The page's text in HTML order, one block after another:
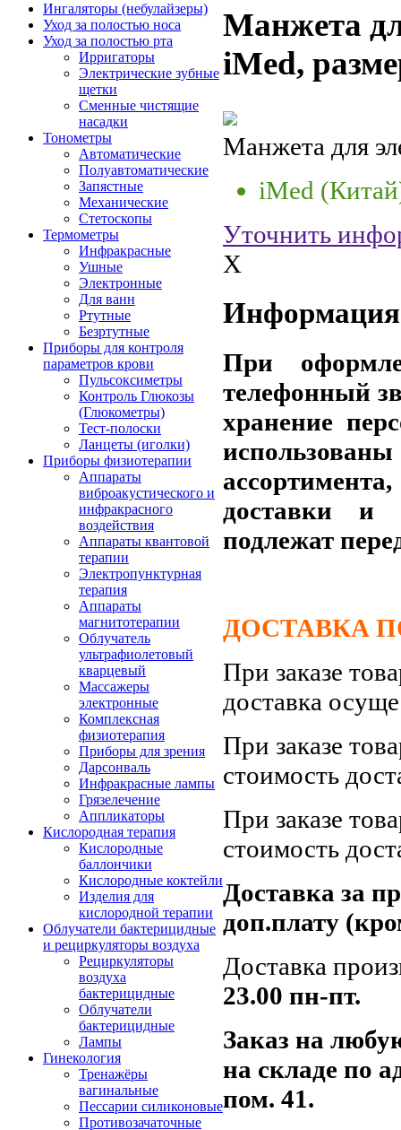
Ингаляторы (небулайзеры)
Уход за полостью носа
Уход за полостью рта
Ирригаторы
Электрические зубные
щетки
Сменные чистящие
насадки
Тонометры
Автоматические
Полуавтоматические
Запястные
Механические
Стетоскопы
Термометры
Инфракрасные
Ушные
Электронные
Для ванн
Ртутные
Безртутные
Приборы для контроля
параметров крови
Пульсоксиметры
Контроль Глюкозы
(Глюкометры)
Тест-полоски
Ланцеты (иголки)
Приборы физиотерапии
Аппараты
виброакустического и
инфракрасного
воздействия
Аппараты квантовой
терапии
Электропунктурная
терапия
Аппараты
магнитотерапии
Облучатель
ультрафиолетовый
кварцевый
Массажеры
электронные
Комплексная
физиотерапия
Приборы для зрения
Дарсонваль
Инфракрасные лампы
Грязелечение
Аппликаторы
Кислородная терапия
Кислородные
баллончики
Кислородные коктейли
Изделия для
кислородной терапии
Облучатели бактерицидные
и рециркуляторы воздуха
Рециркуляторы
воздуха
бактерицидные
Облучатели
бактерицидные
Лампы
Гинекология
Тренажёры
вагинальные
Пессарии силиконовые
Противозачаточные
Манжета
iMed,
Манжета для
iMed
Уточнить
X
Информация
При
телефонный
хранение
доставки и
подлежат
ДОСТАВКА
При заказе
доставка
При заказе
стоимость
При заказе
стоимость
Доставка за
доп.плату
Доставка
23.00 пн-пт.
Заказ на
на складе по
пом. 41.